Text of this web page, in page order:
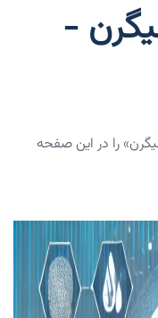
-
را در این صفحه